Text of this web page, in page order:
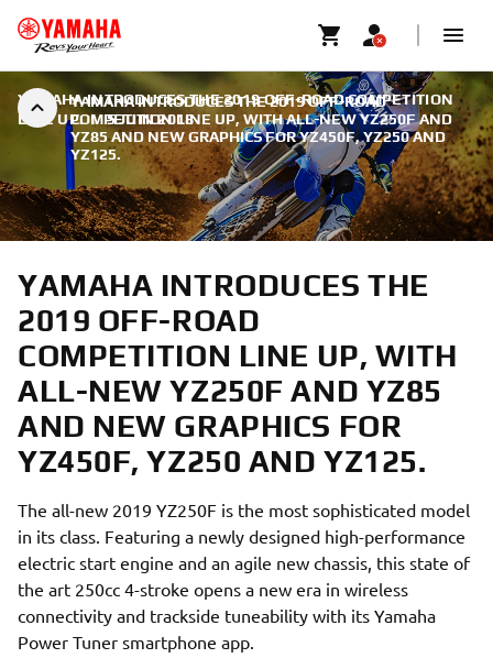
YAMAHA INTRODUCES THE 2019 OFF-ROAD
COMPETITION LINE UP, WITH ALL-NEW YZ250F AND
YZ85 AND NEW GRAPHICS FOR YZ450F, YZ250 AND
YZ125.
YAMAHA INTRODUCES THE 2019 OFF-ROAD COMPETITION
LINE UP. | 5 JUIN 2018
YAMAHA INTRODUCES THE
2019 OFF-ROAD
COMPETITION LINE UP, WITH
ALL-NEW YZ250F AND YZ85
AND NEW GRAPHICS FOR
YZ450F, YZ250 AND YZ125.
The all-new 2019 YZ250F is the most sophisticated model
in its class. Featuring a newly designed high-performance
electric start engine and an agile new chassis, this state of
the art 250cc 4-stroke opens a new era in wireless
connectivity and trackside tuneability with its Yamaha
Power Tuner smartphone app.